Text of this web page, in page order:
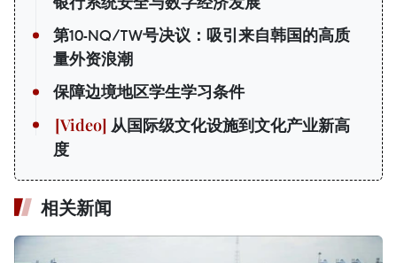
第10-NQ/TW号决议：吸引来自韩国的高质
量外资浪潮
保障边境地区学生学习条件
从国际级文化设施到文化产业新高
度
相关新闻